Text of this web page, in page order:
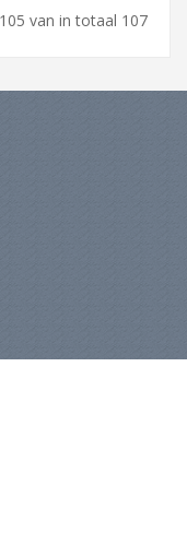
van in totaal 107